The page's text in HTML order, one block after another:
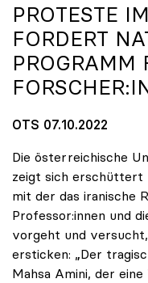
PROTESTE
FORDERT
PROGRAMM
OTS 07.10.2022
Die österreichische
zeigt sich erschüttert
mit der das iranische
Professor:innen und
vorgeht und
ersticken: „Der
Mahsa Amini, der